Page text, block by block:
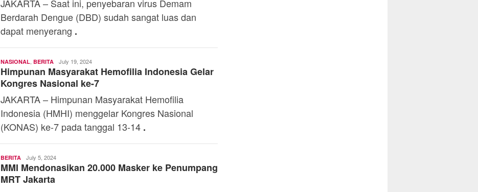
JAKARTA – Saat ini, penyebaran virus Demam
Berdarah Dengue (DBD) sudah sangat luas dan
dapat menyerang .
NASIONAL, BERITA Andi
Mardana
July 19, 2024
Himpunan Masyarakat Hemofilia Indonesia Gelar
Kongres Nasional ke-7
JAKARTA – Himpunan Masyarakat Hemofilia
Indonesia (HMHI) menggelar Kongres Nasional
(KONAS) ke-7 pada tanggal 13-14 .
BERITA Andi
Mardana
July 5, 2024
MMI Mendonasikan 20.000 Masker ke Penumpang
MRT Jakarta